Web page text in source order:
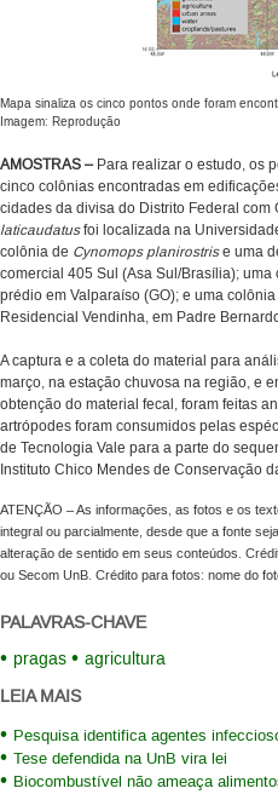
Mapa sinaliza os cinco pontos onde foram
Imagem: Reprodução
AMOSTRAS –Para realizar o estudo, os
cinco colônias encontradas em
cidades da divisa do Distrito Federal com
laticaudatusfoi localizada na
colônia de Cynomops planirostrise uma
comercial 405 Sul (Asa Sul/Brasília); uma
prédio em Valparaíso (GO); e uma colônia
Residencial Vendinha, em Padre
A captura e a coleta do material para
março, na estação chuvosa na região, e
obtenção do material fecal, foram feitas
artrópodes foram consumidos pelas
de Tecnologia Vale para a parte do
Instituto Chico Mendes de Conservação
ATENÇÃO – As informações, as fotos e os
integral ou parcialmente, desde que a fonte
alteração de sentido em seus conteúdos.
ou Secom UnB. Crédito para fotos: nome do
PALAVRAS-CHAVE
pragas
agricultura
LEIA MAIS
Pesquisa identifica agentes
Tese defendida na UnB vira lei
Biocombustível não ameaça